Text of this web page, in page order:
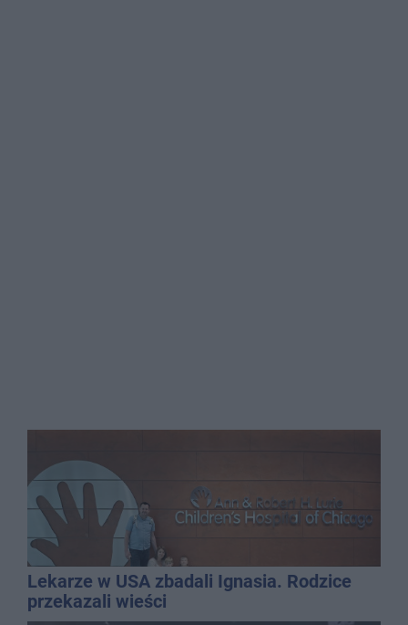
Lekarze w USA zbadali Ignasia. Rodzice
przekazali wieści